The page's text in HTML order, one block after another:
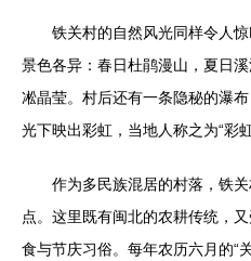
铁关村的自然风光同样令人
景色各异：春日杜鹃漫山，夏日
凇晶莹。村后还有一条隐秘的瀑
光下映出彩虹，当地人称之为“彩虹
作为多民族混居的村落，铁
点。这里既有闽北的农耕传统，
食与节庆习俗。每年农历六月的“